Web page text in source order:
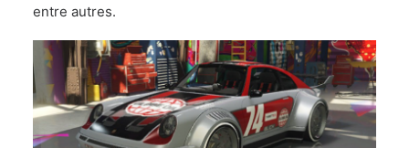
entre autres.